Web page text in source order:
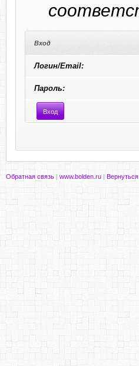
Вход
Логин/Email:
Пароль:
Обратная связь | www.bolden.ru |